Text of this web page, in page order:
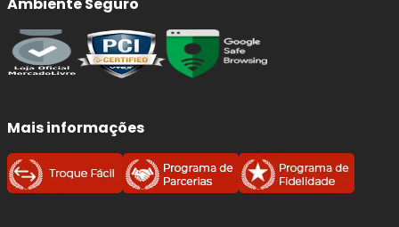
AMONROE
é uma das marcas mais tradicionais do mundo
emsistemas de suspensão, com forte atuação como
fornecedora
OEM (equipamento original)
conforto, estabilidade, segurança e controle da
condução.
Seus produtos são projetados para atender desde a
Mais informações